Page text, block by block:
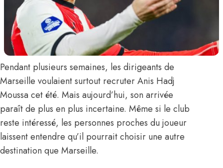
Pendant plusieurs semaines, les dirigeants de
Marseille voulaient surtout recruterAnis Hadj
Moussa cet été. Mais aujourd’hui, son arrivée
paraît de plus en plus incertaine. Même si le club
reste intéressé, les personnes proches du joueur
laissent entendre qu’il pourrait choisir une autre
destination que Marseille.